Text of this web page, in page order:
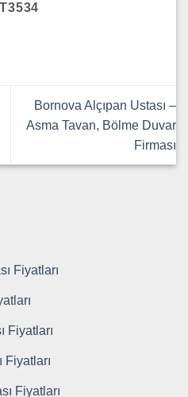
Bornova Alçıpan Ustası –
Asma Tavan, Bölme Duvar
Firması
Fiyatları
Fiyatları
Fiyatları
Fiyatları